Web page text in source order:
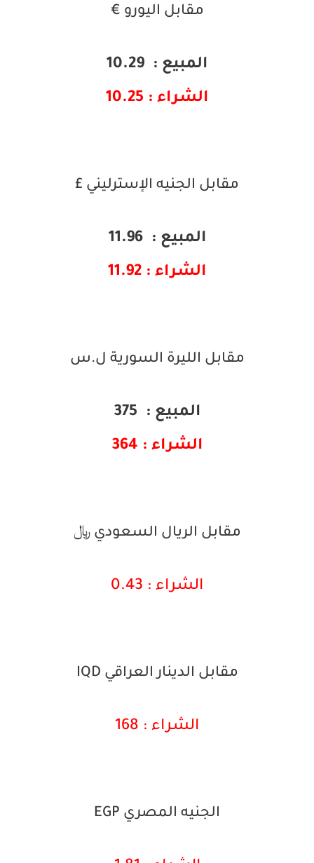
مقابل اليورو €
المبيع : 10.29
الشراء : 10.25
مقابل الجنيه الإسترليني £
المبيع : 11.96
الشراء : 11.92
مقابل الليرة السورية ل.س
المبيع : 375
الشراء : 364
مقابل الريال السعودي ﷼
الشراء : 0.43
مقابل الدينار العراقي IQD
الشراء : 168
الجنيه المصري EGP